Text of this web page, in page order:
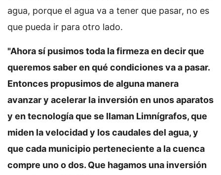
agua, porque el agua va a tener que pasar, no es
que pueda ir para otro lado.
"Ahora sí pusimos toda la firmeza en decir que
queremos saber en qué condiciones va a pasar.
Entonces propusimos de alguna manera
avanzar y acelerar la inversión en unos aparatos
y en tecnología que se llaman Limnígrafos, que
miden la velocidad y los caudales del agua, y
que cada municipio perteneciente a la cuenca
compre uno o dos. Que hagamos una inversión